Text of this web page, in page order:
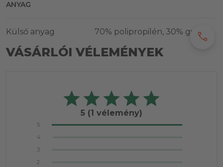
ANYAG
Külső anyag 70% polipropilén, 30% gyapjú
VÁSÁRLÓI VÉLEMÉNYEK
5 (1 vélemény)
5
4
3
2
call